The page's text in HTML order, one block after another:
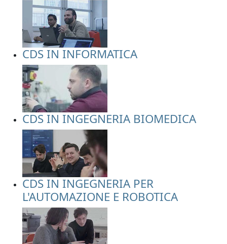
CDS IN INFORMATICA
CDS IN INGEGNERIA BIOMEDICA
CDS IN INGEGNERIA PER
L'AUTOMAZIONE E ROBOTICA